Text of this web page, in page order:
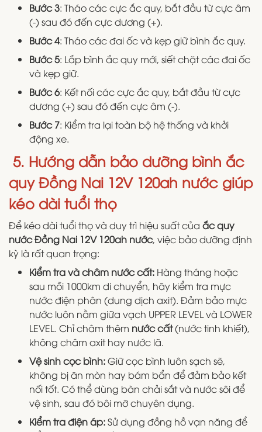
Bước 3: Tháo các cực ắc quy, bắt đầu từ cực âm
(-) sau đó đến cực dương (+).
Bước 4: Tháo các đai ốc và kẹp giữ bình ắc quy.
Bước 5: Lắp bình ắc quy mới, siết chặt các đai ốc
và kẹp giữ.
Bước 6: Kết nối các cực ắc quy, bắt đầu từ cực
dương (+) sau đó đến cực âm (-).
Bước 7: Kiểm tra lại toàn bộ hệ thống và khởi
động xe.
5. Hướng dẫn bảo dưỡng bình ắc
quy Đồng Nai 12V 120ah nước giúp
kéo dài tuổi thọ
Để kéo dài tuổi thọ và duy trì hiệu suất của ắc quy
nước Đồng Nai 12V 120ah nước, việc bảo dưỡng định
kỳ là rất quan trọng:
Kiểm tra và châm nước cất: Hàng tháng hoặc
sau mỗi 1000km di chuyển, hãy kiểm tra mực
nước điện phân (dung dịch axit). Đảm bảo mực
nước luôn nằm giữa vạch UPPER LEVEL và LOWER
LEVEL. Chỉ châm thêm nước cất(nước tinh khiết),
không châm axit hay nước lã.
Vệ sinh cọc bình:Giữ cọc bình luôn sạch sẽ,
không bị ăn mòn hay bám bẩn để đảm bảo kết
nối tốt. Có thể dùng bàn chải sắt và nước sôi để
vệ sinh, sau đó bôi mỡ chuyên dụng.
Kiểm tra điện áp:Sử dụng đồng hồ vạn năng để